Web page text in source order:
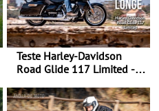
Teste Harley-Davidson
Road Glide 117 Limited - A